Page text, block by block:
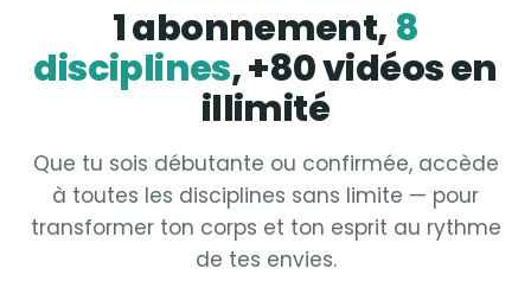
1 abonnement, 8
disciplines, +80 vidéos en
illimité
Que tu sois débutante ou confirmée, accède
à toutes les disciplines sans limite — pour
transformer ton corps et ton esprit au rythme
de tes envies.